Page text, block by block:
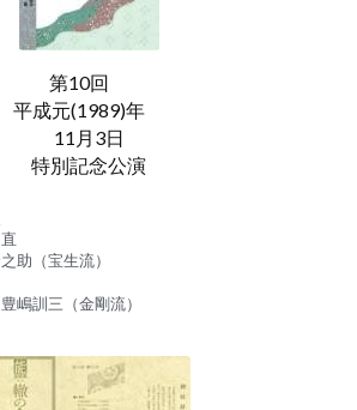
第10回
平成元(1989)年
11月3日
特別記念公演
助（宝生流）
嶋訓三（金剛流）